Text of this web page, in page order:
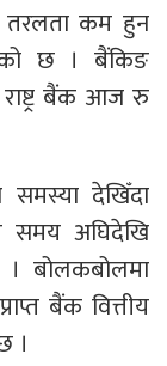
तरलता कम हुन
छ । बैंकिङ
राष्ट्र बैंक आज रु
समस्या देखिँदा
समय अघिदेखि
। बोलकबोलमा
बैंक वित्तीय
।